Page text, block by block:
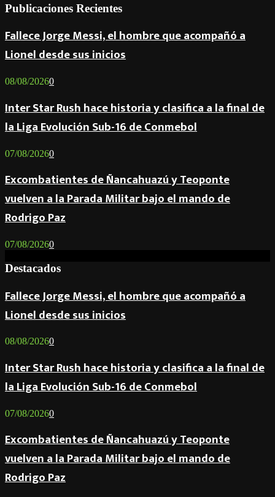
Publicaciones Recientes
Fallece Jorge Messi, el hombre que acompañó a
Lionel desde sus inicios
08/08/20260
Inter Star Rush hace historia y clasifica a la final de
la Liga Evolución Sub-16 de Conmebol
07/08/20260
Excombatientes de Ñancahuazú y Teoponte
vuelven a la Parada Militar bajo el mando de
Rodrigo Paz
07/08/20260
Destacados
Fallece Jorge Messi, el hombre que acompañó a
Lionel desde sus inicios
08/08/20260
Inter Star Rush hace historia y clasifica a la final de
la Liga Evolución Sub-16 de Conmebol
07/08/20260
Excombatientes de Ñancahuazú y Teoponte
vuelven a la Parada Militar bajo el mando de
Rodrigo Paz